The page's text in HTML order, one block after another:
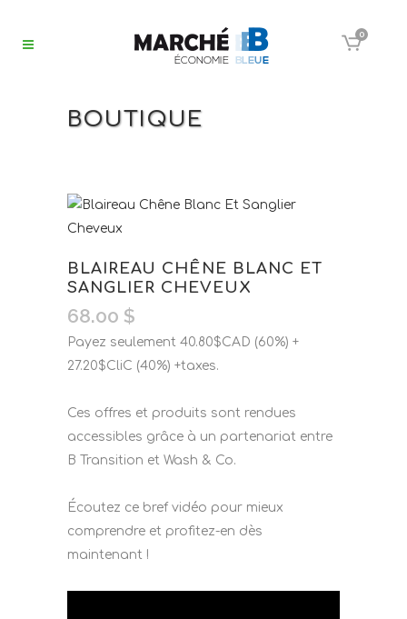
0
BOUTIQUE
BLAIREAU CHÊNE BLANC ET
SANGLIER CHEVEUX
68.00 $
Payez seulement 40.80$CAD (60%) +
27.20$CliC (40%) +taxes.
Ces offres et produits sont rendues
accessibles grâce à un partenariat entre
B Transition et Wash & Co.
Écoutez ce bref vidéo pour mieux
comprendre et profitez-en dès
maintenant !